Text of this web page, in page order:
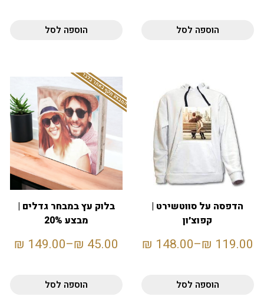
הוספה לסל הוספה לסל
הדפסה על סווטשירט |
קפוצ׳ון
119.00
₪
–
148.00
₪
הוספה לסל
המבצע תקף באתר בלבד
בלוק עץ במבחר גדלים |
מבצע 20%
45.00
₪
–
149.00
₪
הוספה לסל